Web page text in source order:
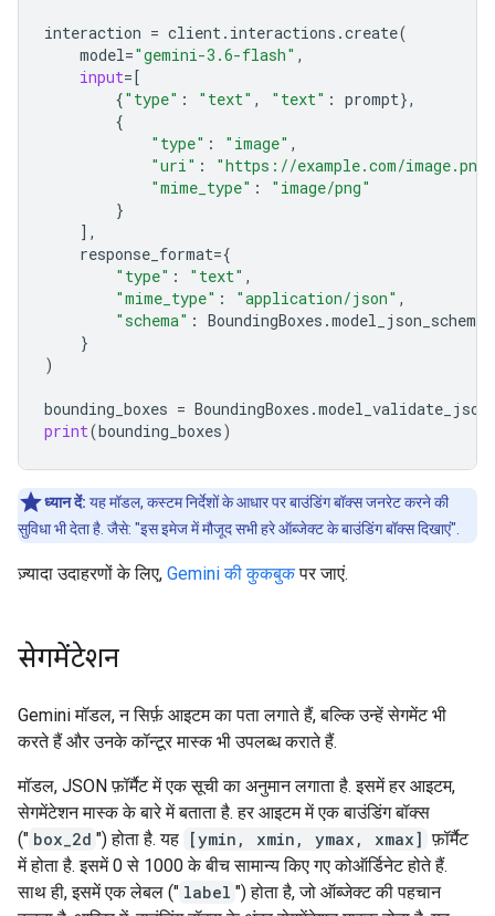
interaction = client. interactions .create(
model="gemini-3.6-flash" ,
input=[
{"type" : "text" , "text" : prompt},
{
"type" : "image" ,
"uri" :
"https://example.com/image.png"
"mime_type" :
"image/png"
}
],
response_format={
"type" : "text" ,
"mime_type" : "application/json" ,
"schema" : BoundingBoxes .model_json_schema
}
)
bounding_boxes = BoundingBoxes .model_validate_json
print(bounding_boxes)
ध्यान दें: यह मॉडल, कस्टम निर्देशों के आधार पर बाउंडिंग बॉक्स जनरेट करने की
सुविधा भी देता है. जैसे: "इस इमेज में मौजूद सभी हरे ऑब्जेक्ट के बाउंडिंग बॉक्स दिखाएं".
ज़्यादा उदाहरणों के लिए, Gemini की कुकबुकपर जाएं.
सेगमेंटेशन
Gemini मॉडल, न सिर्फ़ आइटम का पता लगाते हैं, बल्कि उन्हें सेगमेंट भी
करते हैं और उनके कॉन्टूर मास्क भी उपलब्ध कराते हैं.
मॉडल, JSON फ़ॉर्मैट में एक सूची का अनुमान लगाता है. इसमें हर आइटम,
सेगमेंटेशन मास्क के बारे में बताता है. हर आइटम में एक बाउंडिंग बॉक्स
(" box_2d ") होता है. यह [ymin, xmin, ymax, xmax] फ़ॉर्मैट
में होता है. इसमें 0 से 1000 के बीच सामान्य किए गए कोऑर्डिनेट होते हैं.
साथ ही, इसमें एक लेबल (" label ") होता है, जो ऑब्जेक्ट की पहचान